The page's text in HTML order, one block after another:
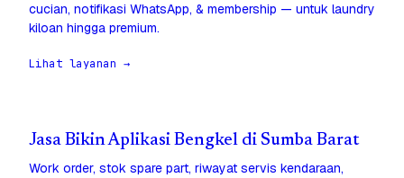
cucian, notifikasi WhatsApp, & membership — untuk laundry
kiloan hingga premium.
Lihat layanan →
Jasa Bikin Aplikasi Bengkel di Sumba Barat
Work order, stok spare part, riwayat servis kendaraan,